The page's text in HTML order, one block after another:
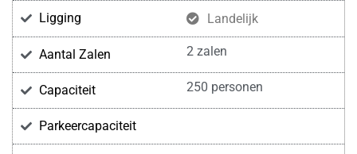
Ligging Landelijk
Aantal Zalen 2 zalen
Capaciteit 250 personen
Parkeercapaciteit